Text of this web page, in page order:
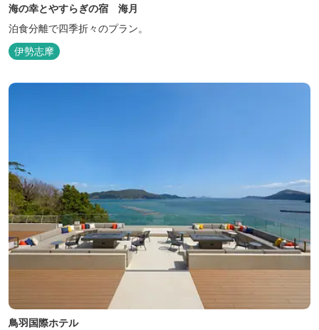
海の幸とやすらぎの宿 海月
泊食分離で四季折々のプラン。
伊勢志摩
鳥羽国際ホテル